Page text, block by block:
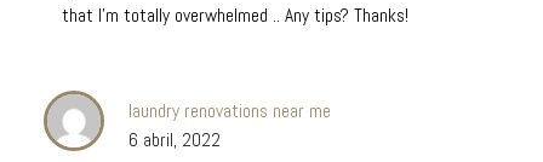
that I’m totally overwhelmed .. Any tips? Thanks!
laundry renovations near me
6 abril, 2022